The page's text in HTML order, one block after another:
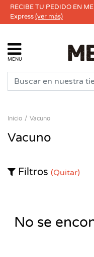
RECIBE TU PEDIDO EN
Express(ver más)
MENU
Inicio Vacuno
Vacuno
Filtros (Quitar)
No se